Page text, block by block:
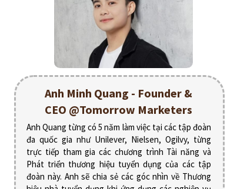
Anh Quang từng có 5 năm làm việc tại các tập đoàn
đa quốc gia như Unilever, Nielsen, Ogilvy, từng
trực tiếp tham gia các chương trình Tài năng và
Phát triển thương hiệu tuyển dụng của các tập
đoàn này. Anh sẽ chia sẻ các góc nhìn về Thương
Anh Minh Quang - Founder &
CEO @Tomorrow Marketers